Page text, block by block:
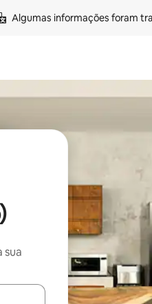
Algumas informações foram
sua